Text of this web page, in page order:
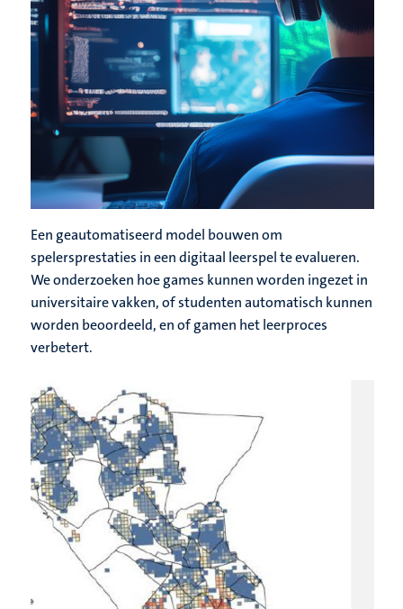
Een geautomatiseerd model bouwen om
spelersprestaties in een digitaal leerspel te evalueren.
We onderzoeken hoe games kunnen worden ingezet in
universitaire vakken, of studenten automatisch kunnen
worden beoordeeld, en of gamen het leerproces
verbetert.